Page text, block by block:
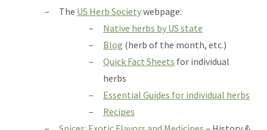
The US Herb Societywebpage:
Native herbs by US state
Blog (herb of the month, etc.)
Quick Fact Sheets for individual
herbs
Essential Guides for individual herbs
Recipes